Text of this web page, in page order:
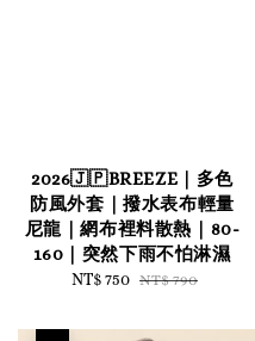
2026🇯🇵BREEZE｜多色
防風外套｜撥水表布輕量
尼龍｜網布裡料散熱｜80-
160｜突然下雨不怕淋濕
Sale
NT$ 750 Regular
NT$ 790